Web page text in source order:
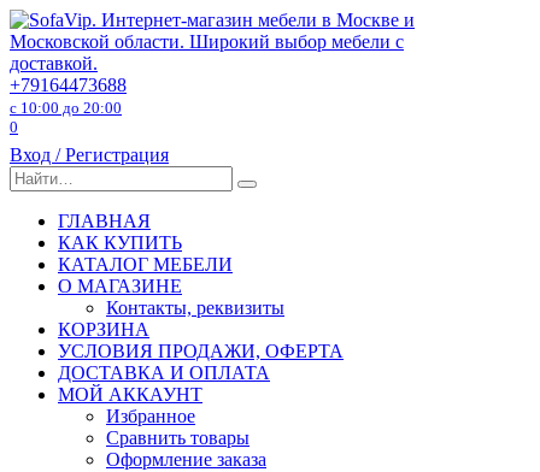
Перейти
к
содержанию
+79164473688
с 10:00 до 20:00
0
Вход / Регистрация
Search
for:
ГЛАВНАЯ
КАК КУПИТЬ
КАТАЛОГ МЕБЕЛИ
О МАГАЗИНЕ
Контакты, реквизиты
КОРЗИНА
УСЛОВИЯ ПРОДАЖИ, ОФЕРТА
ДОСТАВКА И ОПЛАТА
МОЙ АККАУНТ
Избранное
Сравнить товары
Оформление заказа